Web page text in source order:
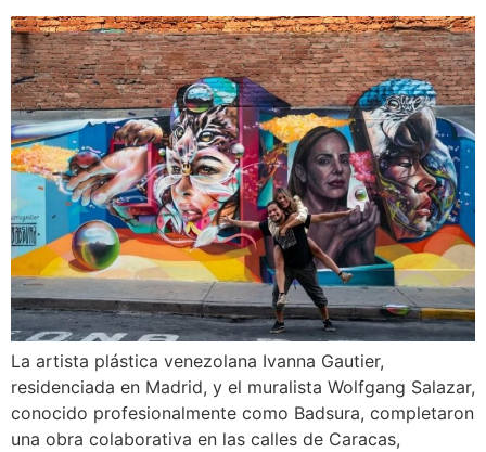
La artista plástica venezolana Ivanna Gautier,
residenciada en Madrid, y el muralista Wolfgang Salazar,
conocido profesionalmente como Badsura, completaron
una obra colaborativa en las calles de Caracas,